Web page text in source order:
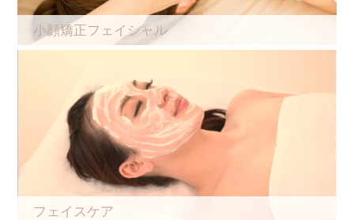
小顔矯正フェイシャル
フェイスケア